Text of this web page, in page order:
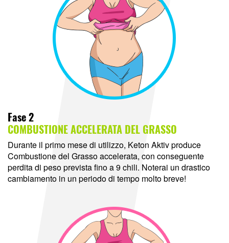
Fase 2
COMBUSTIONE ACCELERATA DEL GRASSO
Durante il primo mese di utilizzo, Keton Aktiv produce
Combustione del Grasso accelerata, con conseguente
perdita di peso prevista fino a 9 chili. Noterai un drastico
cambiamento in un periodo di tempo molto breve!